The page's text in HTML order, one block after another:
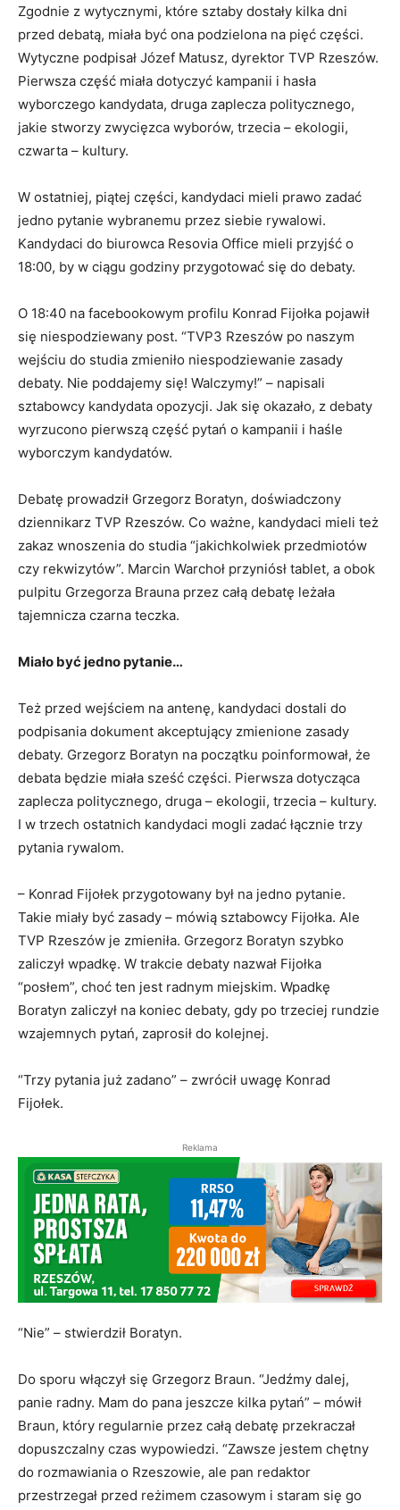
Zgodnie z wytycznymi, które sztaby dostały kilka dni
przed debatą, miała być ona podzielona na pięć części.
Wytyczne podpisał Józef Matusz, dyrektor TVP Rzeszów.
Pierwsza część miała dotyczyć kampanii i hasła
wyborczego kandydata, druga zaplecza politycznego,
jakie stworzy zwycięzca wyborów, trzecia – ekologii,
czwarta – kultury.
W ostatniej, piątej części, kandydaci mieli prawo zadać
jedno pytanie wybranemu przez siebie rywalowi.
Kandydaci do biurowca Resovia Office mieli przyjść o
18:00, by w ciągu godziny przygotować się do debaty.
O 18:40 na facebookowym profilu Konrad Fijołka pojawił
się niespodziewany post. “TVP3 Rzeszów po naszym
wejściu do studia zmieniło niespodziewanie zasady
debaty. Nie poddajemy się! Walczymy!” – napisali
sztabowcy kandydata opozycji. Jak się okazało, z debaty
wyrzucono pierwszą część pytań o kampanii i haśle
wyborczym kandydatów.
Debatę prowadził Grzegorz Boratyn, doświadczony
dziennikarz TVP Rzeszów. Co ważne, kandydaci mieli też
zakaz wnoszenia do studia “jakichkolwiek przedmiotów
czy rekwizytów”. Marcin Warchoł przyniósł tablet, a obok
pulpitu Grzegorza Brauna przez całą debatę leżała
tajemnicza czarna teczka.
Miało być jedno pytanie…
Też przed wejściem na antenę, kandydaci dostali do
podpisania dokument akceptujący zmienione zasady
debaty. Grzegorz Boratyn na początku poinformował, że
debata będzie miała sześć części. Pierwsza dotycząca
zaplecza politycznego, druga – ekologii, trzecia – kultury.
I w trzech ostatnich kandydaci mogli zadać łącznie trzy
pytania rywalom.
– Konrad Fijołek przygotowany był na jedno pytanie.
Takie miały być zasady – mówią sztabowcy Fijołka. Ale
TVP Rzeszów je zmieniła. Grzegorz Boratyn szybko
zaliczył wpadkę. W trakcie debaty nazwał Fijołka
“posłem”, choć ten jest radnym miejskim. Wpadkę
Boratyn zaliczył na koniec debaty, gdy po trzeciej rundzie
wzajemnych pytań, zaprosił do kolejnej.
“Trzy pytania już zadano” – zwrócił uwagę Konrad
Fijołek.
Reklama
“Nie” – stwierdził Boratyn.
Do sporu włączył się Grzegorz Braun. “Jedźmy dalej,
panie radny. Mam do pana jeszcze kilka pytań” – mówił
Braun, który regularnie przez całą debatę przekraczał
dopuszczalny czas wypowiedzi. “Zawsze jestem chętny
do rozmawiania o Rzeszowie, ale pan redaktor
przestrzegał przed reżimem czasowym i staram się go